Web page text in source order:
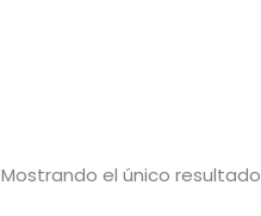
Mostrando el único resultado